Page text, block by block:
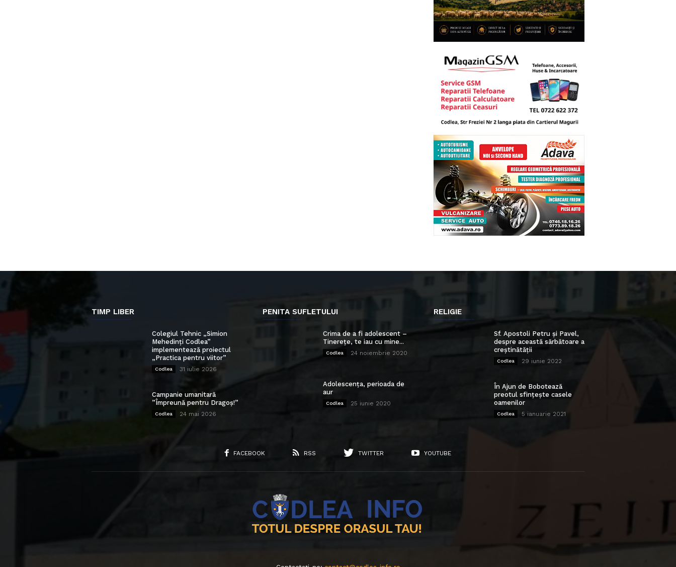
TIMP LIBER
Colegiul Tehnic „Simion
Mehedinți Codlea”
implementează proiectul
„Practica pentru viitor”
Codlea 31 iulie 2026
Campanie umanitară
”Împreună pentru Dragoș!”
Codlea 24 mai 2026
PENITA SUFLETULUI
Crima de a fi adolescent –
Tinerețe, te iau cu mine...
Codlea 24 noiembrie 2020
Adolescența, perioada de
aur
Codlea 25 iunie 2020
RELIGIE
Sf. Apostoli Petru și Pavel,
despre această sărbătoare a
creștinătății
Codlea 29 iunie 2022
În Ajun de Bobotează
preotul sfințește casele
oamenilor
Codlea 5 ianuarie 2021
FACEBOOK RSS TWITTER YOUTUBE